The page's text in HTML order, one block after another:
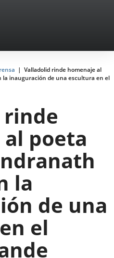
Valladolid rinde homenaje al
la inauguración de una escultura en el
poeta
la
de una
el